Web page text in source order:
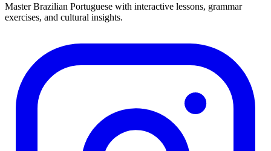
Master Brazilian Portuguese with interactive lessons, grammar
exercises, and cultural insights.